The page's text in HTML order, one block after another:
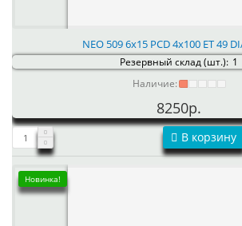
NEO 509 6x15 PCD 4x100 ET 49
Резервный склад (шт.): 1
Наличие:
8250р.
В корзину
Новинка!